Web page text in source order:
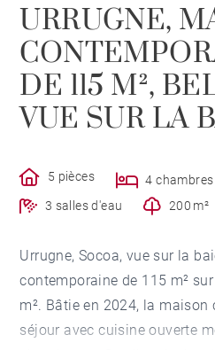
URRUGNE,
DE 115 M²,
VUE SUR LA
5 pièces
4 chambres
3 salles d'eau
200 m²
Urrugne, Socoa, vue sur la
contemporaine de 115 m²
m². Bâtie en 2024, la maison
séjour avec cuisine ouverte